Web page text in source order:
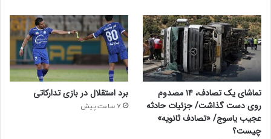
تماشای یک تصادف، ۱۴ مصدوم
روی دست گذاشت/ جزئیات حادثه
عجیب یاسوج/ «تصادف ثانویه»
چیست؟
برد استقلال در بازی تدارکاتی
7 ساعت پیش